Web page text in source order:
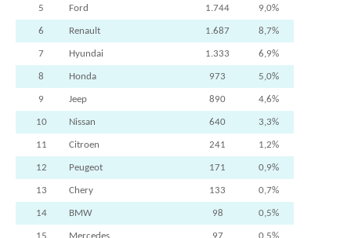
5 Ford 1.744 9,0%
6 Renault 1.687 8,7%
7 Hyundai 1.333 6,9%
8 Honda 973 5,0%
9 Jeep 890 4,6%
10 Nissan 640 3,3%
11 Citroen 241 1,2%
12 Peugeot 171 0,9%
13 Chery 133 0,7%
14 BMW 98 0,5%